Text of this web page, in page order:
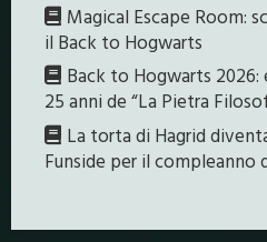
Magical Escape Room:
il Back to Hogwarts
Back to Hogwarts
25 anni de “La Pietra
La torta di Hagrid
Funside per il compleanno